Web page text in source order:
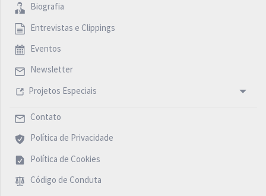
Biografia
Entrevistas e Clippings
Eventos
Newsletter
Projetos Especiais
Contato
Política de Privacidade
Política de Cookies
Código de Conduta